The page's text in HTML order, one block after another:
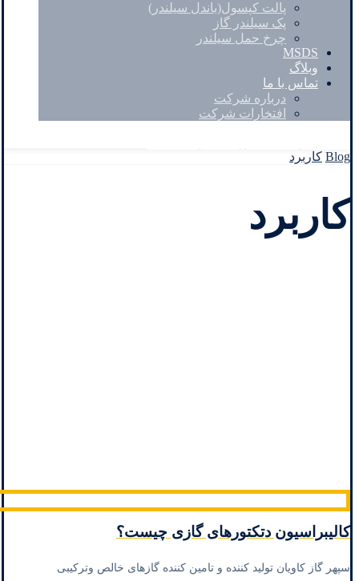
پالت کپسول(باندل سیلندر)
پک سیلندر گاز
چرخ حمل سیلندر
MSDS
وبلاگ
تماس با ما
درباره شرکت
افتخارات شرکت
Blog کاربرد
کاربرد
کالیبراسیون دتکتورهای گازی چیست؟
سپهر گاز کاویان تولید کننده و تامین کننده گازهای خالص وترکیبی